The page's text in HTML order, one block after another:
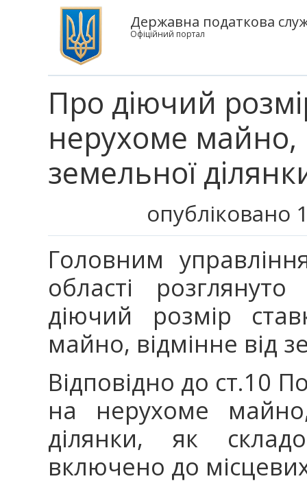
Державна податкова
Офіційний портал
Про діючий
нерухоме майно,
земельної
опубліковано
Головним
області
діючий розмір
майно, відмінне від
Відповідно до ст.10
на нерухоме
ділянки, як
включено до